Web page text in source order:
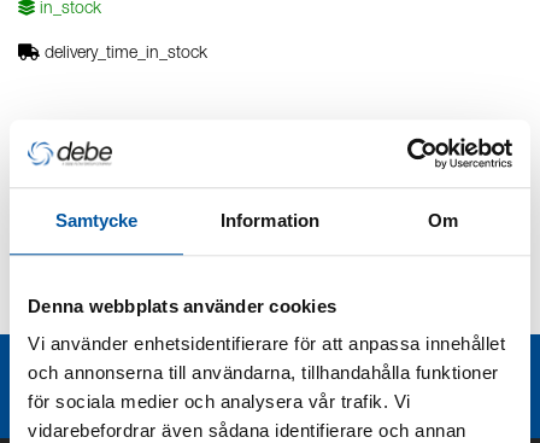
Samtycke Information Om
Denna webbplats använder cookies
Vi använder enhetsidentifierare för att anpassa innehållet
och annonserna till användarna, tillhandahålla funktioner
för sociala medier och analysera vår trafik. Vi
vidarebefordrar även sådana identifierare och annan
in_stock
delivery_time_in_stock
Produktbeskrivning
Teknisk dokumentation
Liknande produktgrupper